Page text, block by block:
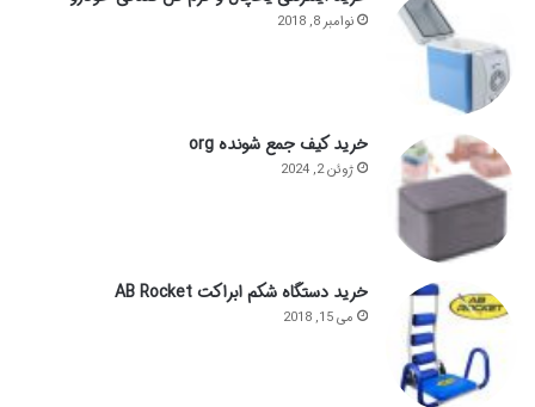
نوامبر 8, 2018
خرید کیف جمع شونده org
ژوئن 2, 2024
خرید دستگاه شکم ابراکت AB Rocket
می 15, 2018